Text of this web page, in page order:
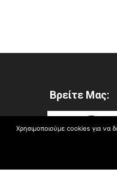
Βρείτε Μας:
Χρησιμοποιούμε cookies για να